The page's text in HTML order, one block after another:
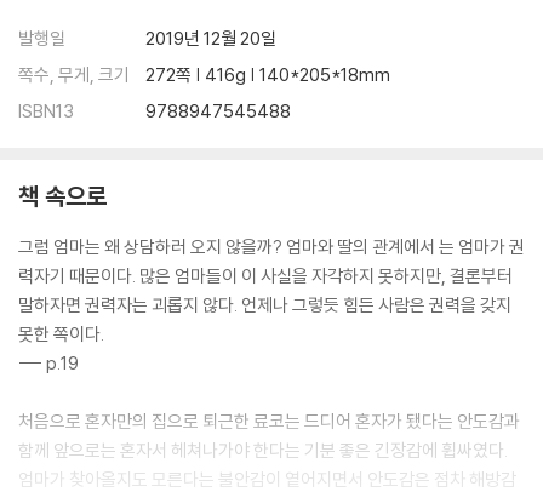
발행일
2019년 12월 20일
쪽수, 무게, 크기
272쪽 | 416g | 140*205*18mm
ISBN13
9788947545488
책 속으로
그럼 엄마는 왜 상담하러 오지 않을까? 엄마와 딸의 관계에서 는 엄마가 권
력자기 때문이다. 많은 엄마들이 이 사실을 자각하지 못하지만, 결론부터
말하자면 권력자는 괴롭지 않다. 언제나 그렇듯 힘든 사람은 권력을 갖지
못한 쪽이다.
--- p.19
처음으로 혼자만의 집으로 퇴근한 료코는 드디어 혼자가 됐다는 안도감과
함께 앞으로는 혼자서 헤쳐나가야 한다는 기분 좋은 긴장감에 휩싸였다.
엄마가 찾아올지도 모른다는 불안감이 옅어지면서 안도감은 점차 해방감